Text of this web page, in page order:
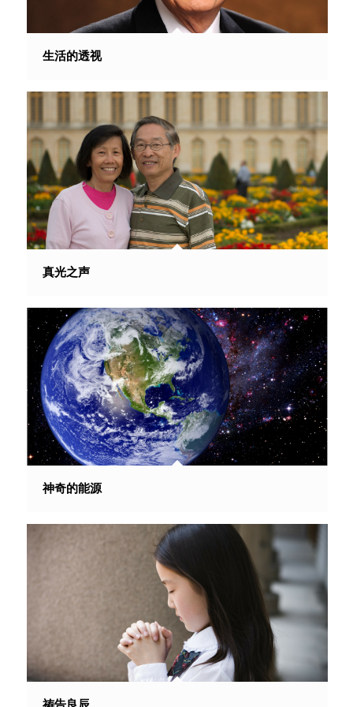
生活的透视
真光之声
神奇的能源